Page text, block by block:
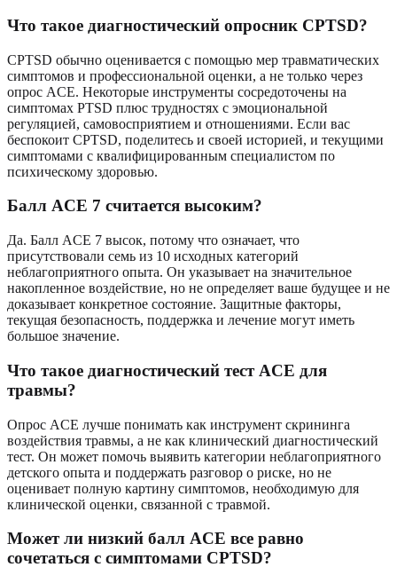
Что такое диагностический опросник CPTSD?
CPTSD обычно оценивается с помощью мер травматических
симптомов и профессиональной оценки, а не только через
опрос ACE. Некоторые инструменты сосредоточены на
симптомах PTSD плюс трудностях с эмоциональной
регуляцией, самовосприятием и отношениями. Если вас
беспокоит CPTSD, поделитесь и своей историей, и текущими
симптомами с квалифицированным специалистом по
психическому здоровью.
Балл ACE 7 считается высоким?
Да. Балл ACE 7 высок, потому что означает, что
присутствовали семь из 10 исходных категорий
неблагоприятного опыта. Он указывает на значительное
накопленное воздействие, но не определяет ваше будущее и не
доказывает конкретное состояние. Защитные факторы,
текущая безопасность, поддержка и лечение могут иметь
большое значение.
Что такое диагностический тест ACE для
травмы?
Опрос ACE лучше понимать как инструмент скрининга
воздействия травмы, а не как клинический диагностический
тест. Он может помочь выявить категории неблагоприятного
детского опыта и поддержать разговор о риске, но не
оценивает полную картину симптомов, необходимую для
клинической оценки, связанной с травмой.
Может ли низкий балл ACE все равно
сочетаться с симптомами CPTSD?